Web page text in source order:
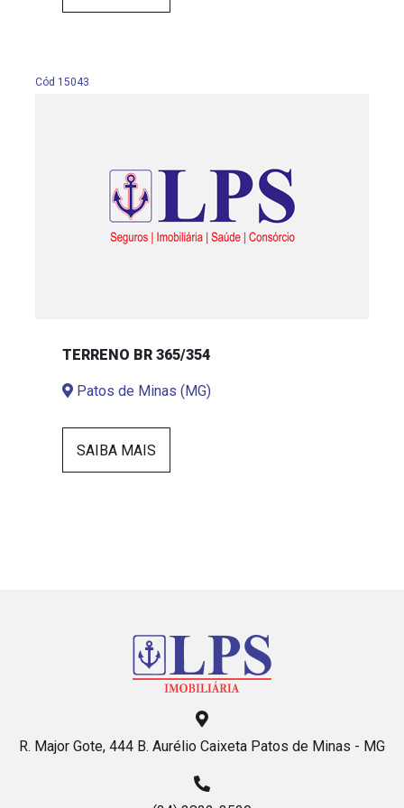
Cód 15043
TERRENO BR 365/354
Patos de Minas (MG)
SAIBA MAIS
R. Major Gote, 444 B. Aurélio Caixeta Patos de Minas - MG